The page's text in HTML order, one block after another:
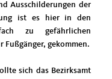
Ausschilderungen der
ist es hier in den
zu gefährlichen
gekommen.
sich das Bezirksamt